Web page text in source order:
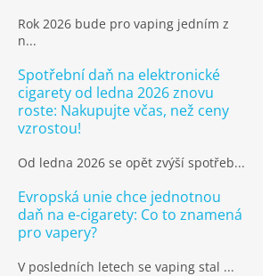
Rok 2026 bude pro vaping jedním z
n...
Spotřební daň na elektronické
cigarety od ledna 2026 znovu
roste: Nakupujte včas, než ceny
vzrostou!
Od ledna 2026 se opět zvýší spotřeb...
Evropská unie chce jednotnou
daň na e-cigarety: Co to znamená
pro vapery?
V posledních letech se vaping stal ...